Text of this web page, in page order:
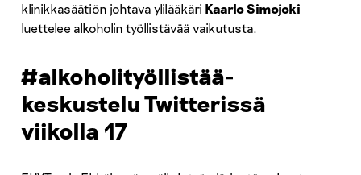
klinikkasäätiön johtava ylilääkäri Kaarlo Simojoki
luettelee alkoholin työllistävää vaikutusta.
#alkoholityöllistää-
keskustelu Twitterissä
viikolla 17